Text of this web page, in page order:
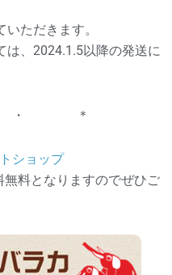
ただきます。
は、2024.1.5以降の発送に
＊
ショップ
料となりますのでぜひご